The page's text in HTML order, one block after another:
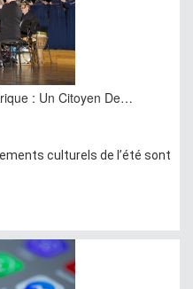
: Un Citoyen De…
culturels de l’été sont